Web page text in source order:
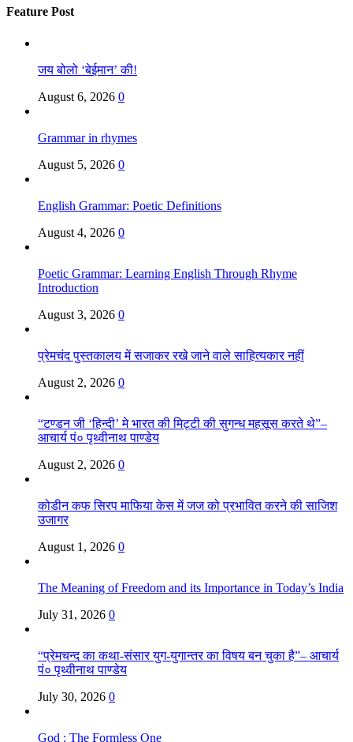
Feature Post
जय बोलो ‘बेईमान’ की!
August 6, 2026 0
Grammar in rhymes
August 5, 2026 0
English Grammar: Poetic Definitions
August 4, 2026 0
Poetic Grammar: Learning English Through Rhyme
Introduction
August 3, 2026 0
प्रेमचंद पुस्तकालय में सजाकर रखे जाने वाले साहित्यकार नहीं
August 2, 2026 0
“टण्डन जी ‘हिन्दी’ मे भारत की मिट्टी की सुगन्ध महसूस करते थे”–
आचार्य पं० पृथ्वीनाथ पाण्डेय
August 2, 2026 0
कोडीन कफ सिरप माफिया केस में जज को प्रभावित करने की साजिश
उजागर
August 1, 2026 0
The Meaning of Freedom and its Importance in Today’s India
July 31, 2026 0
“प्रेमचन्द का कथा-संसार युग-युगान्तर का विषय बन चुका है”– आचार्य
पं० पृथ्वीनाथ पाण्डेय
July 30, 2026 0
God : The Formless One